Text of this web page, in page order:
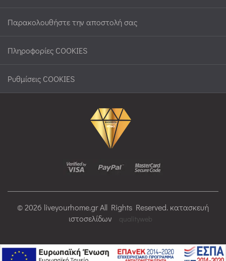
Παρακολουθήστε την αποστολή σας
Πληροφορίες COOKIES
Ρυθμίσεις COOKIES
© 2026 liveyourhome.gr All Rights Reserved. κατασκευή
ιστοσελίδων
qualityweb